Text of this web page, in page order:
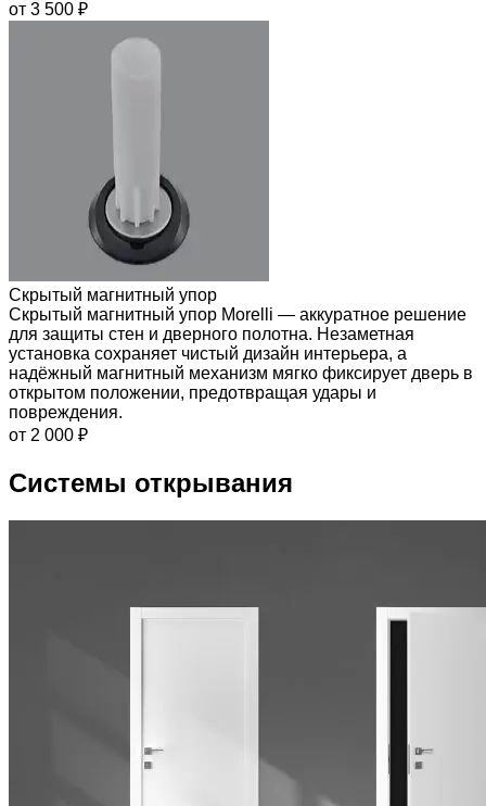
от 3 500 ₽
Скрытый магнитный упор
Скрытый магнитный упор Morelli — аккуратное решение
для защиты стен и дверного полотна. Незаметная
установка сохраняет чистый дизайн интерьера, а
надёжный магнитный механизм мягко фиксирует дверь в
открытом положении, предотвращая удары и
повреждения.
от 2 000 ₽
Системы открывания